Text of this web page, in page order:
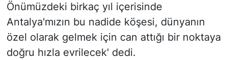
Önümüzdeki birkaç yıl içerisinde
Antalya'mızın bu nadide köşesi, dünyanın
özel olarak gelmek için can attığı bir noktaya
doğru hızla evrilecek' dedi.